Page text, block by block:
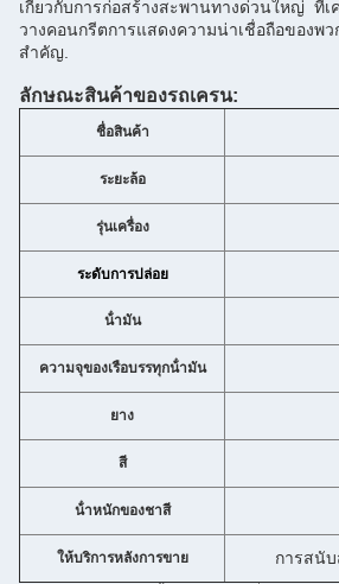
เกี่ยวกับการก่อสร้างสะพานทางด่วนใหญ่ ที่
วางคอนกรีตการแสดงความน่าเชื่อถือของพ
สําคัญ.
ลักษณะสินค้าของรถเครน:
ชื่อสินค้า
ระยะล้อ
รุ่นเครื่อง
ระดับการปล่อย
น้ํามัน
ความจุของเรือบรรทุกน้ํามัน
ยาง
สี
น้ําหนักของชาสี
ให้บริการหลังการขาย การสนั